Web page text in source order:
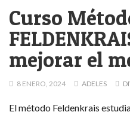
Curso
mejorar el
8 ENERO, 2024 ADELES
El método Feldenkrais